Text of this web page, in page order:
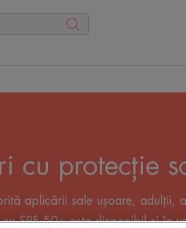
cu protecție
aplicării sale ușoare, adulții,
SPF 50+ este disponibil și în